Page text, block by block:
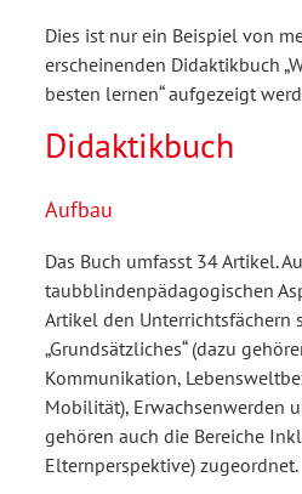
Dies ist nur ein Beispiel von
erscheinenden Didaktikbuch
besten lernen“ aufgezeigt
Didaktikbuch
Aufbau
Das Buch umfasst 34 Artikel.
taubblindenpädagogischen
Artikel den Unterrichtsfächern
„Grundsätzliches“ (dazu
Kommunikation,
Mobilität), Erwachsenwerden
gehören auch die Bereiche
Elternperspektive) zugeordnet.